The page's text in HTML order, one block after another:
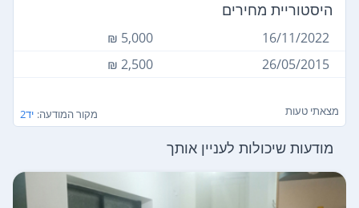
היסטוריית מחירים
16/11/2022
5,000 ₪
26/05/2015
2,500 ₪
מצאתי טעות מקור המודעה: יד2
מודעות שיכולות לעניין אותך